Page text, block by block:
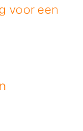
voor een